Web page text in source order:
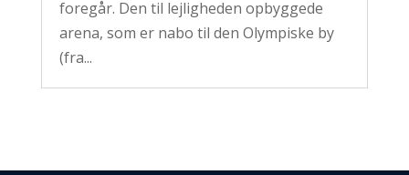
foregår. Den til lejligheden opbyggede
arena, som er nabo til den Olympiske by
(fra...